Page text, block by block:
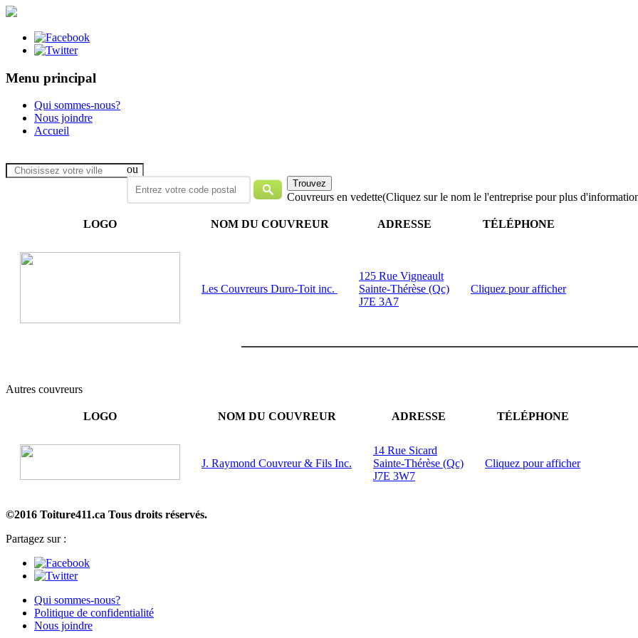
Menu principal
Qui sommes-nous?
Nous joindre
Accueil
ou
Couvreurs en vedette(Cliquez sur le nom le l'entreprise pour plus
LOGO NOM DU COUVREUR ADRESSE TÉLÉPHONE
Les Couvreurs Duro-Toit inc.
125 Rue Vigneault
Sainte-Thérèse (Qc)
J7E 3A7
Cliquez pour afficher
Autres couvreurs
LOGO NOM DU COUVREUR ADRESSE TÉLÉPHONE
J. Raymond Couvreur & Fils Inc.
14 Rue Sicard
Sainte-Thérèse (Qc)
J7E 3W7
Cliquez pour afficher
©2016 Toiture411.ca Tous droits réservés.
Partagez sur :
Qui sommes-nous?
Politique de confidentialité
Nous joindre